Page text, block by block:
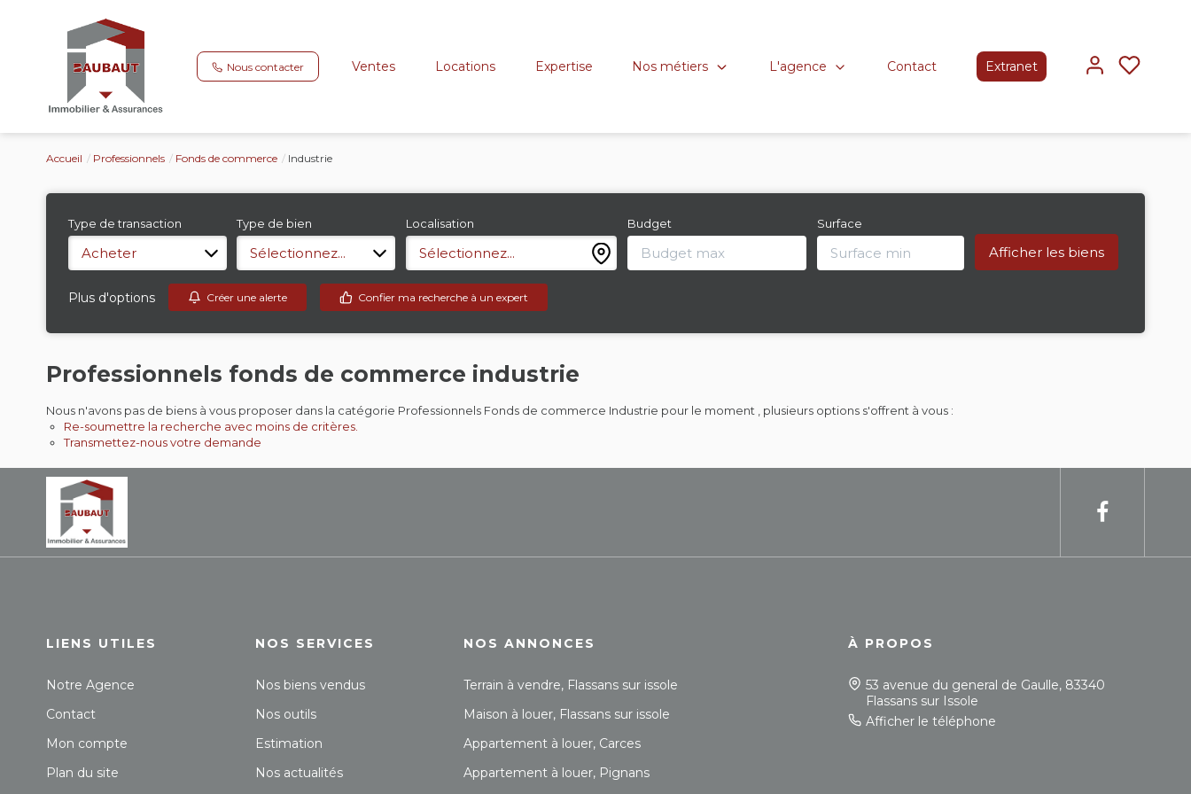
Nous contacter Ventes Locations Expertise Nos métiers L'agence Contact Extranet
Accueil Professionnels Fonds de commerce Industrie
Type de transaction
Acheter
Type de bien
Sélectionnez...
Localisation
Sélectionnez...
Budget Surface
Plus d'options Créer une alerte Confier ma recherche à un expert
Professionnels fonds de commerce industrie
Nous n'avons pas de biens à vous proposer dans la catégorie Professionnels Fonds de commerce Industrie pour le moment , plusieurs options s'offrent à vous :
Re-soumettre la recherche avec moins de critères.
Transmettez-nous votre demande
LIENS UTILES
Notre Agence
Contact
Mon compte
Plan du site
NOS SERVICES
Nos biens vendus
Nos outils
Estimation
Nos actualités
NOS ANNONCES
Terrain à vendre, Flassans sur issole
Maison à louer, Flassans sur issole
Appartement à louer, Carces
Appartement à louer, Pignans
À PROPOS
53 avenue du general de Gaulle, 83340
Flassans sur Issole
Afficher le téléphone